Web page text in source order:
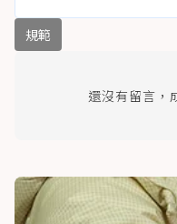
規範
還沒有留言，